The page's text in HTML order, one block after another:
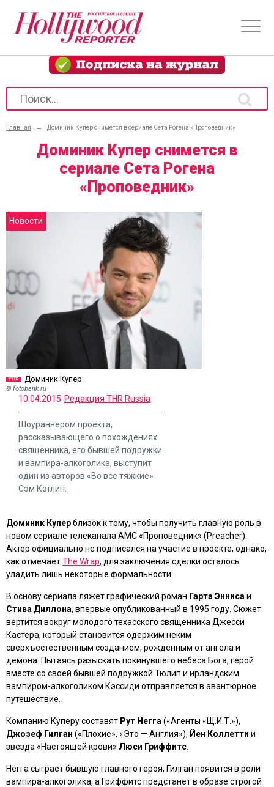
Главная → Доминик Купер снимется в сериале Сета Рогена «Проповедник»
Доминик Купер снимется в
сериале Сета Рогена
«Проповедник»
Новости
Доминик Купер
© fotobank.ru
10.04.2015 Редакция THR Russia
Шоураннером проекта,
рассказывающего о похождениях
священника, его бывшей подружки
и вампира-алкоголика, выступит
один из авторов «Во все тяжкие»
Сэм Кэтлин.
Доминик Куперблизок к тому, чтобы получить главную роль в
новом сериале телеканала AMC«Проповедник» (Preacher).
Актер официально не подписался на участие в проекте, однако,
как отмечаетThe Wrap, для заключения сделки осталось
уладить лишь некоторые формальности.
В основу сериала ляжет графический роман Гарта Энниса и
Стива Диллона, впервые опубликованный в 1995 году. Сюжет
вертится вокруг молодого техасского священника Джесси
Кастера, который становится одержим неким
сверхъестественным созданием, рожденным от ангела и
демона. Пытаясь разыскать покинувшего небеса Бога, герой
вместе со своей бывшей подружкой Тюлип и ирландским
вампиром-алкоголиком Кэссиди отправляется в авантюрное
путешествие.
Компанию Куперу составят Рут Негга («Агенты «Щ.И.Т.»),
Джозеф Гилган («Плохие», «Это — Англия»), Йен Коллетти и
звезда «Настоящей крови» Люси Гриффитс
Негга сыграет бывшую главного героя, Гилган появится в роли
вампира-алкоголика, а Гриффитс предстанет в образе строгой